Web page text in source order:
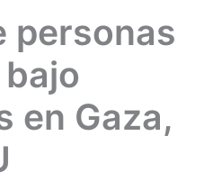
personas
en Gaza,